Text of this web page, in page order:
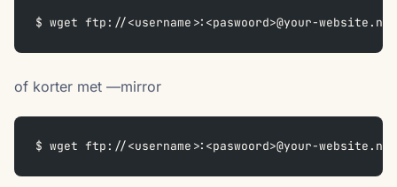
$ wget ftp://<username>:<paswoord>@your-
of korter met —mirror
$ wget ftp://<username>:<paswoord>@your-